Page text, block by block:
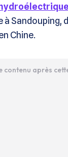
à Sandouping,
Chine.
contenu après